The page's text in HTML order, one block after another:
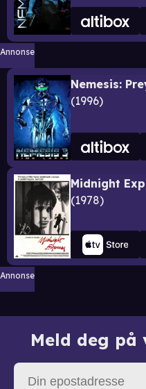
Annonse
Nemesis:
1996
Midnight
1978
Annonse
Meld deg på